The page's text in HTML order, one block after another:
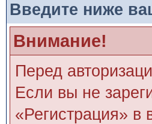
Введите ниже
Внимание!
Перед
Если вы не
«Регистрация» в